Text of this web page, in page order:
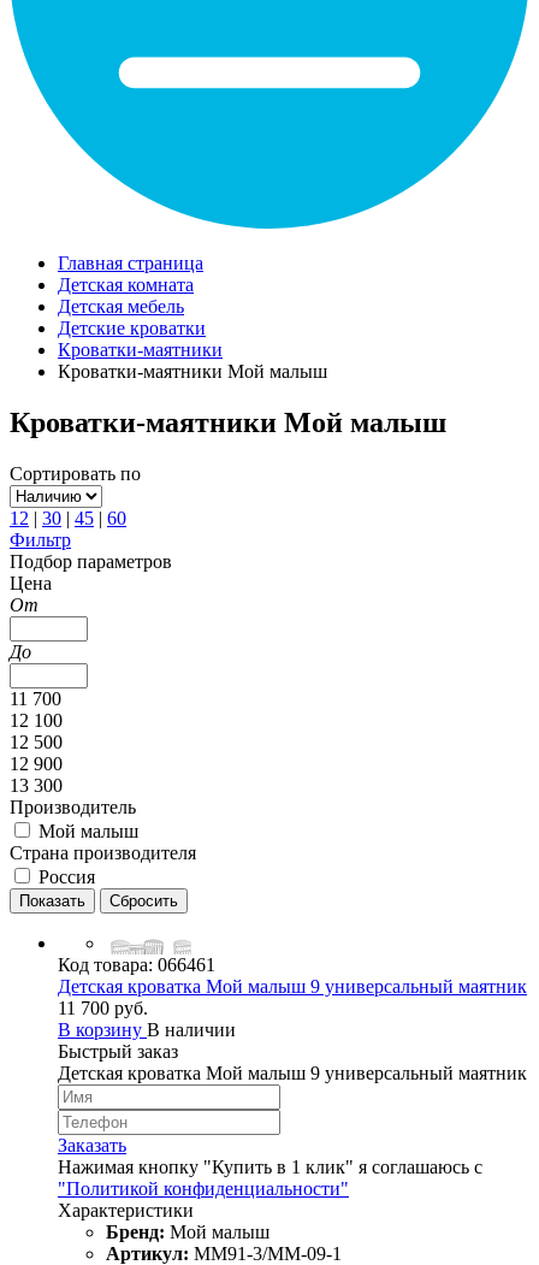
Главная страница
Детская комната
Детская мебель
Детские кроватки
Кроватки-маятники
Кроватки-маятники Мой малыш
Кроватки-маятники Мой малыш
Сортировать по
12 | 30 | 45 | 60
Фильтр
Подбор параметров
Цена
От
До
11 700
12 100
12 500
12 900
13 300
Производитель
Мой малыш
Страна производителя
Россия
Код товара: 066461
Детская кроватка Мой малыш 9 универсальный маятник
11 700 руб.
В корзину В наличии
Быстрый заказ
Детская кроватка Мой малыш 9 универсальный маятник
Заказать
Нажимая кнопку "Купить в 1 клик" я соглашаюсь с
"Политикой конфиденциальности"
Характеристики
Бренд: Мой малыш
Артикул: ММ91-3/ММ-09-1